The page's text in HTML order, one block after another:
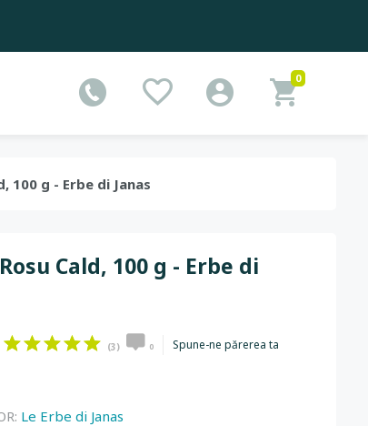
0
100 g - Erbe di Janas
Cald, 100 g - Erbe di
(3) 0 Spune-ne părerea ta
Le Erbe di Janas